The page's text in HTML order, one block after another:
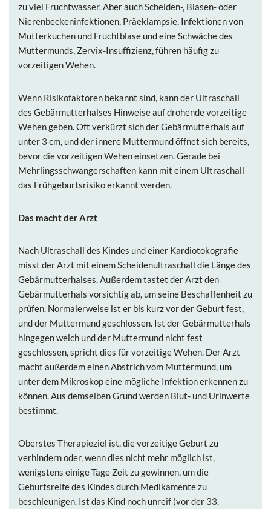
zu viel Fruchtwasser. Aber auch Scheiden-, Blasen- oder
Nierenbeckeninfektionen, Präeklampsie, Infektionen von
Mutterkuchen und Fruchtblase und eine Schwäche des
Muttermunds, Zervix-Insuffizienz, führen häufig zu
vorzeitigen Wehen.
Wenn Risikofaktoren bekannt sind, kann der Ultraschall
des Gebärmutterhalses Hinweise auf drohende vorzeitige
Wehen geben. Oft verkürzt sich der Gebärmutterhals auf
unter 3 cm, und der innere Muttermund öffnet sich bereits,
bevor die vorzeitigen Wehen einsetzen. Gerade bei
Mehrlingsschwangerschaften kann mit einem Ultraschall
das Frühgeburtsrisiko erkannt werden.
Das macht der Arzt
Nach Ultraschall des Kindes und einer Kardiotokografie
misst der Arzt mit einem Scheidenultraschall die Länge des
Gebärmutterhalses. Außerdem tastet der Arzt den
Gebärmutterhals vorsichtig ab, um seine Beschaffenheit zu
prüfen. Normalerweise ist er bis kurz vor der Geburt fest,
und der Muttermund geschlossen. Ist der Gebärmutterhals
hingegen weich und der Muttermund nicht fest
geschlossen, spricht dies für vorzeitige Wehen. Der Arzt
macht außerdem einen Abstrich vom Muttermund, um
unter dem Mikroskop eine mögliche Infektion erkennen zu
können. Aus demselben Grund werden Blut- und Urinwerte
bestimmt.
Oberstes Therapieziel ist, die vorzeitige Geburt zu
verhindern oder, wenn dies nicht mehr möglich ist,
wenigstens einige Tage Zeit zu gewinnen, um die
Geburtsreife des Kindes durch Medikamente zu
beschleunigen. Ist das Kind noch unreif (vor der 33.